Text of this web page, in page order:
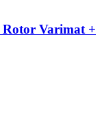
Rotor Varimat +